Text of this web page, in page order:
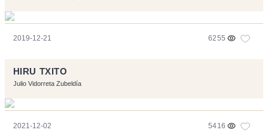
2019-12-21 6255
HIRU TXITO
Julio Vidorreta Zubeldía
2021-12-02 5416